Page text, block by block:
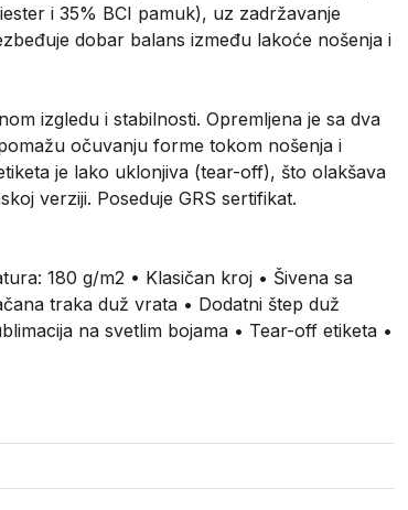
i 35% BCI pamuk), uz zadržavanje
dobar balans između lakoće nošenja i
izgledu i stabilnosti. Opremljena je sa dva
očuvanju forme tokom nošenja i
je lako uklonjiva (tear-off), što olakšava
verziji. Poseduje GRS sertifikat.
180 g/m2 • Klasičan kroj • Šivena sa
traka duž vrata • Dodatni štep duž
na svetlim bojama • Tear-off etiketa •